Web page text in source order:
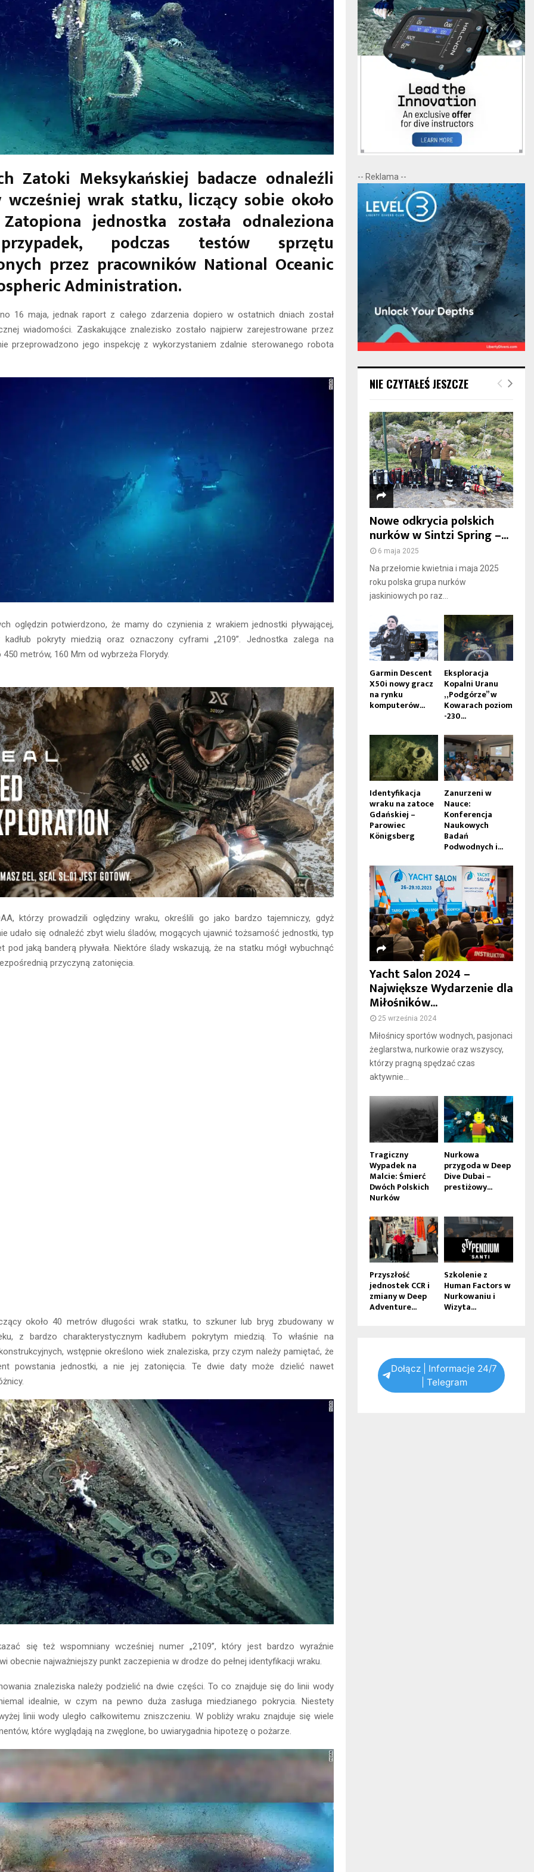
Zatoki Meksykańskiej badacze odnaleźli
wcześniej wrak statku, liczący sobie około
jednostka została odnaleziona
podczas testów sprzętu
przez pracowników National Oceanic
Administration.
16 maja, jednak raport z całego zdarzenia dopiero w ostatnich dniach został
wiadomości. Zaskakujące znalezisko zostało najpierw zarejestrowane przez
przeprowadzono jego inspekcję z wykorzystaniem zdalnie sterowanego robota
oględzin potwierdzono, że mamy do czynienia z wrakiem jednostki pływającej,
kadłub pokryty miedzią oraz oznaczony cyframi „2109”. Jednostka zalega na
450 metrów, 160 Mm od wybrzeża Florydy.
którzy prowadzili oględziny wraku, określili go jako bardzo tajemniczy, gdyż
udało się odnaleźć zbyt wielu śladów, mogących ujawnić tożsamość jednostki, typ
pod jaką banderą pływała. Niektóre ślady wskazują, że na statku mógł wybuchnąć
przyczyną zatonięcia.
około 40 metrów długości wrak statku, to szkuner lub bryg zbudowany w
z bardzo charakterystycznym kadłubem pokrytym miedzią. To właśnie na
wstępnie określono wiek znaleziska, przy czym należy pamiętać, że
powstania jednostki, a nie jej zatonięcia. Te dwie daty może dzielić nawet
się też wspomniany wcześniej numer „2109”, który jest bardzo wyraźnie
obecnie najważniejszy punkt zaczepienia w drodze do pełnej identyfikacji wraku.
znaleziska należy podzielić na dwie części. To co znajduje się do linii wody
idealnie, w czym na pewno duża zasługa miedzianego pokrycia. Niestety
linii wody uległo całkowitemu zniszczeniu. W pobliży wraku znajduje się wiele
które wyglądają na zwęglone, bo uwiarygadnia hipotezę o pożarze.
-- Reklama --
NIE CZYTAŁEŚ JESZCZE
Nowe odkrycia polskich
nurków w Sintzi Spring –...
6 maja 2025
Na przełomie kwietnia i maja 2025
roku polska grupa nurków
jaskiniowych po raz...
Garmin Descent
X50i nowy gracz
na rynku
komputerów...
Eksploracja
Kopalni Uranu
„Podgórze” w
Kowarach poziom
-230...
Identyfikacja
wraku na zatoce
Gdańskiej –
Parowiec
Königsberg
Zanurzeni w
Nauce:
Konferencja
Naukowych
Badań
Podwodnych i...
Yacht Salon 2024 –
Największe Wydarzenie dla
Miłośników...
25 września 2024
Miłośnicy sportów wodnych, pasjonaci
żeglarstwa, nurkowie oraz wszyscy,
którzy pragną spędzać czas
aktywnie...
Tragiczny
Wypadek na
Malcie: Śmierć
Dwóch Polskich
Nurków
Nurkowa
przygoda w Deep
Dive Dubai –
prestiżowy...
Przyszłość
jednostek CCR i
zmiany w Deep
Adventure...
Szkolenie z
Human Factors w
Nurkowaniu i
Wizyta...
Dołącz | Informacje 24/7
| Telegram